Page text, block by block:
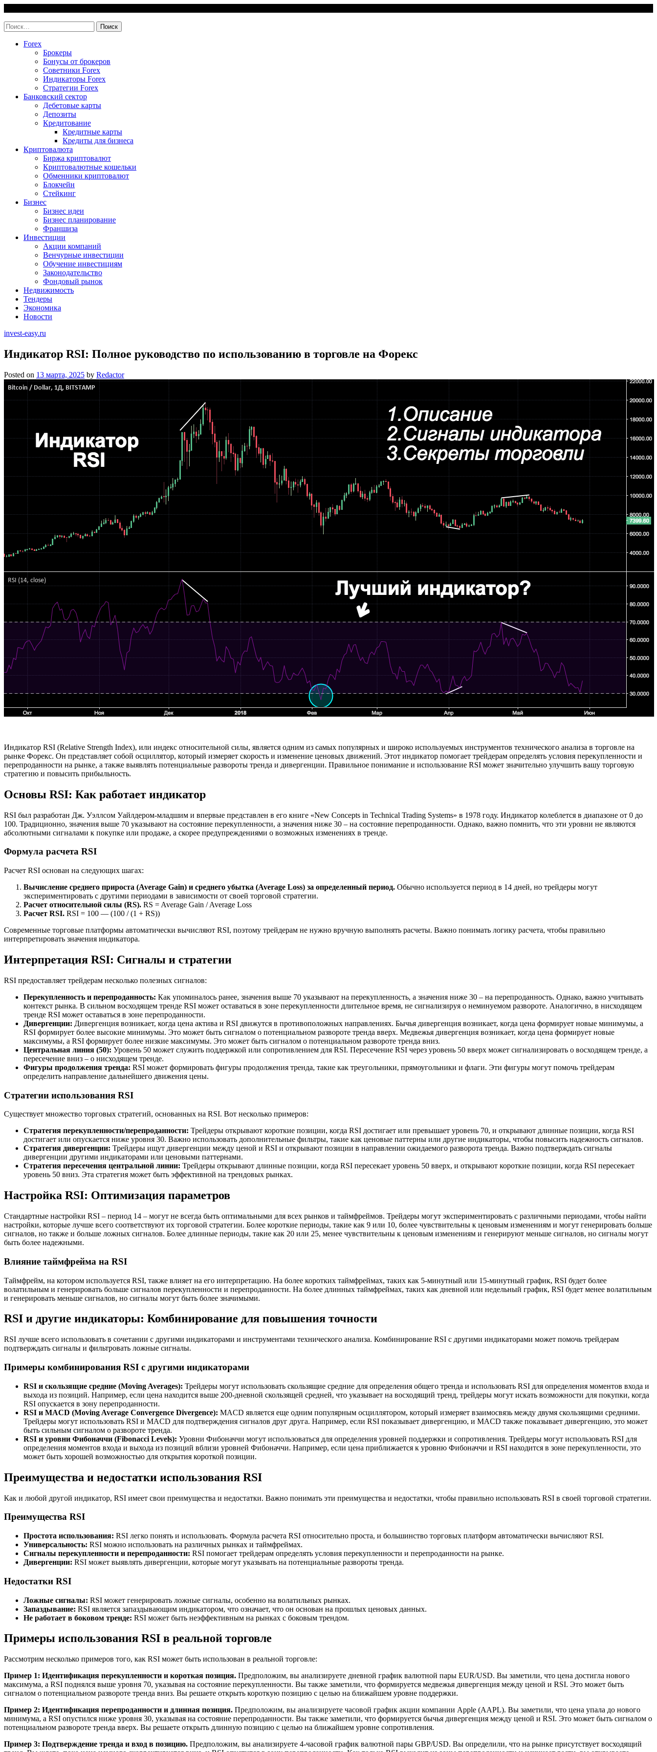
content
Найти:
Forex
Брокеры
Бонусы от брокеров
Советники Forex
Индикаторы Forex
Стратегии Forex
Банковский сектор
Дебетовые карты
Депозиты
Кредитование
Кредитные карты
Кредиты для бизнеса
Криптовалюта
Биржа криптовалют
Криптовалютные кошельки
Обменники криптовалют
Блокчейн
Стейкинг
Бизнес
Бизнес идеи
Бизнес планирование
Франшиза
Инвестиции
Акции компаний
Венчурные инвестиции
Обучение инвестициям
Законодательство
Фондовый рынок
Недвижимость
Тендеры
Экономика
Новости
invest-easy.ru
Индикатор RSI: Полное руководство по использованию в торговле на Форекс
Posted on 13 марта, 2025 by Redactor
Индикатор RSI (Relative Strength Index), или индекс относительной силы, является одним из самых популярных и широко используемых инструментов технического анализа в торговле на
рынке Форекс. Он представляет собой осциллятор, который измеряет скорость и изменение ценовых движений. Этот индикатор помогает трейдерам определять условия перекупленности и
перепроданности на рынке, а также выявлять потенциальные развороты тренда и дивергенции. Правильное понимание и использование RSI может значительно улучшить вашу торговую
стратегию и повысить прибыльность.
Основы RSI: Как работает индикатор
RSI был разработан Дж. Уэллсом Уайлдером-младшим и впервые представлен в его книге «New Concepts in Technical Trading Systems» в 1978 году. Индикатор колеблется в диапазоне от 0 до
100. Традиционно, значения выше 70 указывают на состояние перекупленности, а значения ниже 30 – на состояние перепроданности. Однако, важно помнить, что эти уровни не являются
абсолютными сигналами к покупке или продаже, а скорее предупреждениями о возможных изменениях в тренде.
Формула расчета RSI
Расчет RSI основан на следующих шагах:
Вычисление среднего прироста (Average Gain) и среднего убытка (Average Loss) за определенный период. Обычно используется период в 14 дней, но трейдеры могут
экспериментировать с другими периодами в зависимости от своей торговой стратегии.
Расчет относительной силы (RS). RS = Average Gain / Average Loss
Расчет RSI. RSI = 100 — (100 / (1 + RS))
Современные торговые платформы автоматически вычисляют RSI, поэтому трейдерам не нужно вручную выполнять расчеты. Важно понимать логику расчета, чтобы правильно
интерпретировать значения индикатора.
Интерпретация RSI: Сигналы и стратегии
RSI предоставляет трейдерам несколько полезных сигналов:
Перекупленность и перепроданность: Как упоминалось ранее, значения выше 70 указывают на перекупленность, а значения ниже 30 – на перепроданность. Однако, важно учитывать
контекст рынка. В сильном восходящем тренде RSI может оставаться в зоне перекупленности длительное время, не сигнализируя о неминуемом развороте. Аналогично, в нисходящем
тренде RSI может оставаться в зоне перепроданности.
Дивергенции: Дивергенция возникает, когда цена актива и RSI движутся в противоположных направлениях. Бычья дивергенция возникает, когда цена формирует новые минимумы, а
RSI формирует более высокие минимумы. Это может быть сигналом о потенциальном развороте тренда вверх. Медвежья дивергенция возникает, когда цена формирует новые
максимумы, а RSI формирует более низкие максимумы. Это может быть сигналом о потенциальном развороте тренда вниз.
Центральная линия (50): Уровень 50 может служить поддержкой или сопротивлением для RSI. Пересечение RSI через уровень 50 вверх может сигнализировать о восходящем тренде, а
пересечение вниз – о нисходящем тренде.
Фигуры продолжения тренда: RSI может формировать фигуры продолжения тренда, такие как треугольники, прямоугольники и флаги. Эти фигуры могут помочь трейдерам
определить направление дальнейшего движения цены.
Стратегии использования RSI
Существует множество торговых стратегий, основанных на RSI. Вот несколько примеров:
Стратегия перекупленности/перепроданности: Трейдеры открывают короткие позиции, когда RSI достигает или превышает уровень 70, и открывают длинные позиции, когда RSI
достигает или опускается ниже уровня 30. Важно использовать дополнительные фильтры, такие как ценовые паттерны или другие индикаторы, чтобы повысить надежность сигналов.
Стратегия дивергенции: Трейдеры ищут дивергенции между ценой и RSI и открывают позиции в направлении ожидаемого разворота тренда. Важно подтверждать сигналы
дивергенции другими индикаторами или ценовыми паттернами.
Стратегия пересечения центральной линии: Трейдеры открывают длинные позиции, когда RSI пересекает уровень 50 вверх, и открывают короткие позиции, когда RSI пересекает
уровень 50 вниз. Эта стратегия может быть эффективной на трендовых рынках.
Настройка RSI: Оптимизация параметров
Стандартные настройки RSI – период 14 – могут не всегда быть оптимальными для всех рынков и таймфреймов. Трейдеры могут экспериментировать с различными периодами, чтобы найти
настройки, которые лучше всего соответствуют их торговой стратегии. Более короткие периоды, такие как 9 или 10, более чувствительны к ценовым изменениям и могут генерировать больше
сигналов, но также и больше ложных сигналов. Более длинные периоды, такие как 20 или 25, менее чувствительны к ценовым изменениям и генерируют меньше сигналов, но сигналы могут
быть более надежными.
Влияние таймфрейма на RSI
Таймфрейм, на котором используется RSI, также влияет на его интерпретацию. На более коротких таймфреймах, таких как 5-минутный или 15-минутный график, RSI будет более
волатильным и генерировать больше сигналов перекупленности и перепроданности. На более длинных таймфреймах, таких как дневной или недельный график, RSI будет менее волатильным
и генерировать меньше сигналов, но сигналы могут быть более значимыми.
RSI и другие индикаторы: Комбинирование для повышения точности
RSI лучше всего использовать в сочетании с другими индикаторами и инструментами технического анализа. Комбинирование RSI с другими индикаторами может помочь трейдерам
подтверждать сигналы и фильтровать ложные сигналы.
Примеры комбинирования RSI с другими индикаторами
RSI и скользящие средние (Moving Averages): Трейдеры могут использовать скользящие средние для определения общего тренда и использовать RSI для определения моментов входа и
выхода из позиций. Например, если цена находится выше 200-дневной скользящей средней, что указывает на восходящий тренд, трейдеры могут искать возможности для покупки, когда
RSI опускается в зону перепроданности.
RSI и MACD (Moving Average Convergence Divergence): MACD является еще одним популярным осциллятором, который измеряет взаимосвязь между двумя скользящими средними.
Трейдеры могут использовать RSI и MACD для подтверждения сигналов друг друга. Например, если RSI показывает дивергенцию, и MACD также показывает дивергенцию, это может
быть сильным сигналом о развороте тренда.
RSI и уровни Фибоначчи (Fibonacci Levels): Уровни Фибоначчи могут использоваться для определения уровней поддержки и сопротивления. Трейдеры могут использовать RSI для
определения моментов входа и выхода из позиций вблизи уровней Фибоначчи. Например, если цена приближается к уровню Фибоначчи и RSI находится в зоне перекупленности, это
может быть хорошей возможностью для открытия короткой позиции.
Преимущества и недостатки использования RSI
Как и любой другой индикатор, RSI имеет свои преимущества и недостатки. Важно понимать эти преимущества и недостатки, чтобы правильно использовать RSI в своей торговой стратегии.
Преимущества RSI
Простота использования: RSI легко понять и использовать. Формула расчета RSI относительно проста, и большинство торговых платформ автоматически вычисляют RSI.
Универсальность: RSI можно использовать на различных рынках и таймфреймах.
Сигналы перекупленности и перепроданности: RSI помогает трейдерам определять условия перекупленности и перепроданности на рынке.
Дивергенции: RSI может выявлять дивергенции, которые могут указывать на потенциальные развороты тренда.
Недостатки RSI
Ложные сигналы: RSI может генерировать ложные сигналы, особенно на волатильных рынках.
Запаздывание: RSI является запаздывающим индикатором, что означает, что он основан на прошлых ценовых данных.
Не работает в боковом тренде: RSI может быть неэффективным на рынках с боковым трендом.
Примеры использования RSI в реальной торговле
Рассмотрим несколько примеров того, как RSI может быть использован в реальной торговле:
Пример 1: Идентификация перекупленности и короткая позиция. Предположим, вы анализируете дневной график валютной пары EUR/USD. Вы заметили, что цена достигла нового
максимума, а RSI поднялся выше уровня 70, указывая на состояние перекупленности. Вы также заметили, что формируется медвежья дивергенция между ценой и RSI. Это может быть
сигналом о потенциальном развороте тренда вниз. Вы решаете открыть короткую позицию с целью на ближайшем уровне поддержки.
Пример 2: Идентификация перепроданности и длинная позиция. Предположим, вы анализируете часовой график акции компании Apple (AAPL). Вы заметили, что цена упала до нового
минимума, а RSI опустился ниже уровня 30, указывая на состояние перепроданности. Вы также заметили, что формируется бычья дивергенция между ценой и RSI. Это может быть сигналом о
потенциальном развороте тренда вверх. Вы решаете открыть длинную позицию с целью на ближайшем уровне сопротивления.
Пример 3: Подтверждение тренда и вход в позицию. Предположим, вы анализируете 4-часовой график валютной пары GBP/USD. Вы определили, что на рынке присутствует восходящий